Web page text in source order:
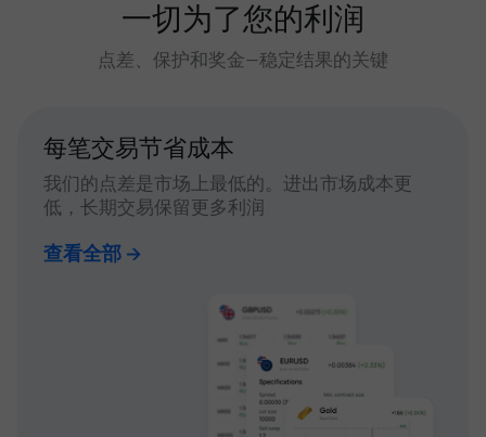
一切为了您的利润
点差、保护和奖金—稳定结果的关键
每笔交易节省成本
我们的点差是市场上最低的。进出市场成本更
低，长期交易保留更多利润
查看全部